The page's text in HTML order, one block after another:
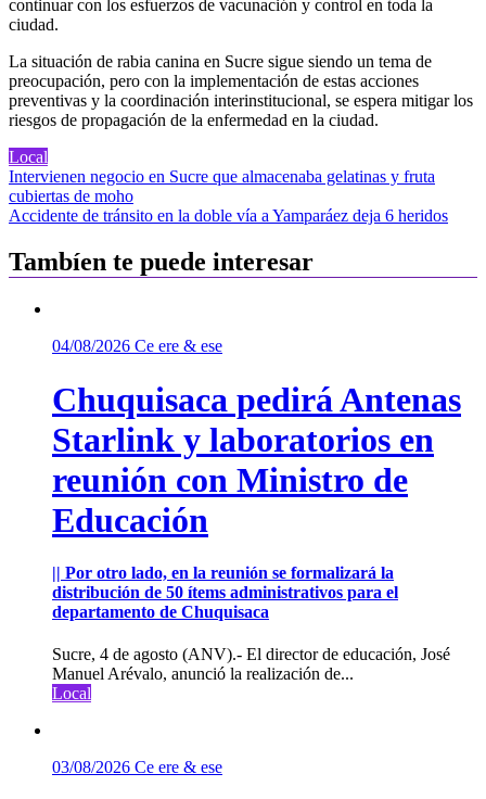
continuar con los esfuerzos de vacunación y control en toda la
ciudad.
La situación de rabia canina en Sucre sigue siendo un tema de
preocupación, pero con la implementación de estas acciones
preventivas y la coordinación interinstitucional, se espera mitigar los
riesgos de propagación de la enfermedad en la ciudad.
Local
Navegación
de
Intervienen negocio en Sucre que almacenaba gelatinas y fruta
cubiertas de moho
Accidente de tránsito en la doble vía a Yamparáez deja 6 heridos
Tambíen te puede interesar
04/08/2026 Ce ere & ese
Chuquisaca pedirá Antenas
Starlink y laboratorios en
reunión con Ministro de
Educación
|| Por otro lado, en la reunión se formalizará la
distribución de 50 ítems administrativos para el
departamento de Chuquisaca
Sucre, 4 de agosto (ANV).- El director de educación, José
Manuel Arévalo, anunció la realización de...
Local
03/08/2026 Ce ere & ese